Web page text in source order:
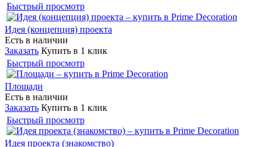
Быстрый просмотр
Идея (концепция) проекта
Есть в наличии
Заказать Купить в 1 клик
Быстрый просмотр
Площади
Есть в наличии
Заказать Купить в 1 клик
Быстрый просмотр
Идея проекта (знакомство)